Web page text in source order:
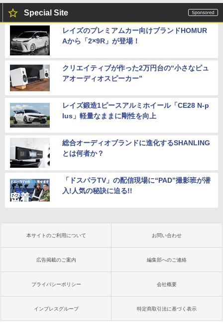
Special Site
レイズのプレミアムカー向けブランドHOMUR
Aから「2×9R」が登場！
クリエイティブが作った2万円台の“小さなピュ
アオーディオスピーカー”
レイズ鍛造1ピースアルミホイール「CE28 N-p
lus」軽量なままに剛性を向上
総合オーディオブランドに進化するSHANLING
とは何者か？
「ドスパラTV」の配信現場に“PAD”撮影班が潜
入!人気の秘訣に迫る!!
本サイトのご利用について お問い合わせ
広告掲載のご案内 編集部へのご連絡
プライバシーポリシー 会社概要
インプレスグループ 特定商取引法に基づく表示